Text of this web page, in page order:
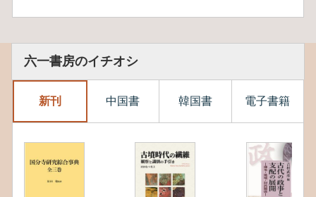
六一書房のイチオシ
新刊 中国書 韓国書 電子書籍